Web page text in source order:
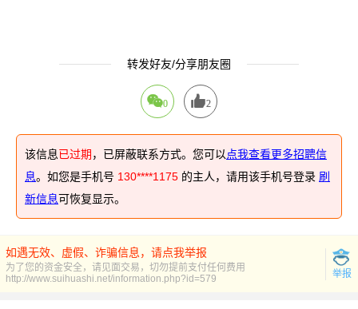
转发好友/分享朋友圈
0 2
该信息已过期 ，已屏蔽联系方式。您可以 点我查看更多招聘信
息。如您是手机号 130****1175 的主人，请用该手机号登录 刷
新信息可恢复显示。
如遇无效、虚假、诈骗信息，请点我举报
为了您的资金安全，请见面交易，切勿提前支付任何费用
举报
http://www.suihuashi.net/information.php?id=579